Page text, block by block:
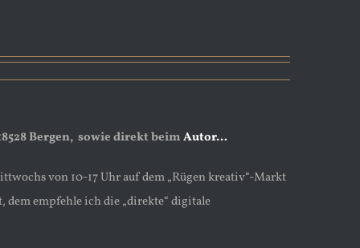
Bergen, sowie direkt beimAutor…
von 10-17 Uhr auf dem „Rügen kreativ“-Markt
dem empfehle ich die „direkte“ digitale